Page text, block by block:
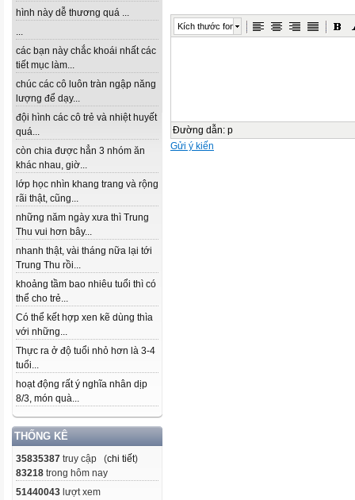
hình này dễ thương quá ...
...
các bạn này chắc khoái nhất các
tiết mục làm...
chúc các cô luôn tràn ngập năng
lượng để dạy...
đội hình các cô trẻ và nhiệt huyết
quá...
còn chia được hẳn 3 nhóm ăn
khác nhau, giờ...
lớp học nhìn khang trang và rộng
rãi thật, cũng...
những năm ngày xưa thì Trung
Thu vui hơn bây...
nhanh thật, vài tháng nữa lại tới
Trung Thu rồi...
khoảng tầm bao nhiêu tuổi thì có
thể cho trẻ...
Có thể kết hợp xen kẽ dùng thìa
với những...
Thực ra ở độ tuổi nhỏ hơn là 3-4
tuổi...
hoạt động rất ý nghĩa nhân dịp
8/3, món quà...
THỐNG KÊ
35835387 truy cập (chi tiết)
83218 trong hôm nay
51440043 lượt xem
Kích thước font
Đường dẫn: p
Gửi ý kiến